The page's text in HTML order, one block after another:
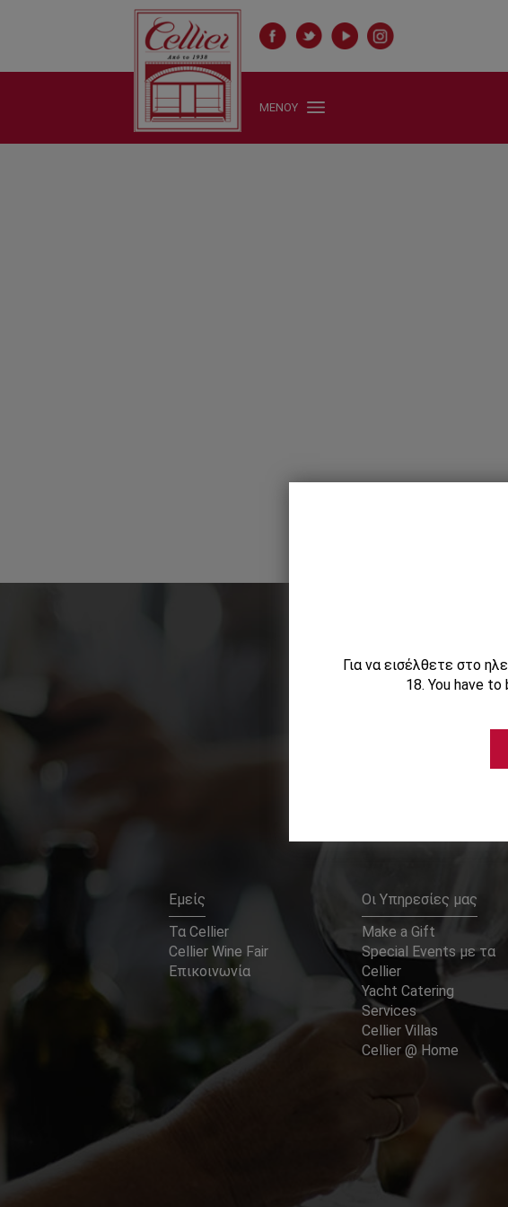
ΜΕΝΟΥ
Εμείς
Τα Cellier
Cellier Wine Fair
Επικοινωνία
Οι Υπηρεσίες μας
Make a Gift
Special Events με τα
Cellier
Yacht Catering
Services
Cellier Villas
Cellier @ Home
Για να εισέλθετε στο
18. You have